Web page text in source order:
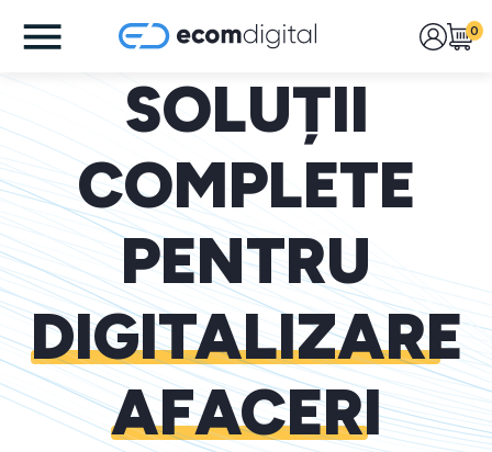
0
SOLUȚII
COMPLETE
PENTRU
DIGITALIZARE
AFACERI